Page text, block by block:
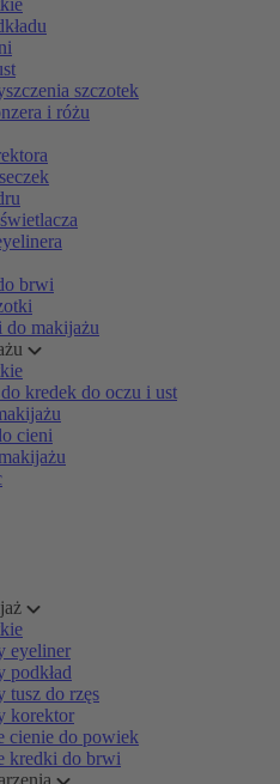
szczotek
i różu
brwi
do makijażu
kredek do oczu i ust
cieni
eyeliner
podkład
tusz do rzęs
korektor
cienie do powiek
kredki do brwi